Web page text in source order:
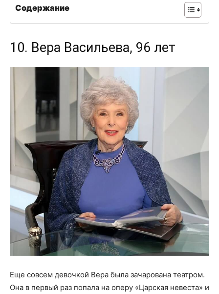
Содержание
10. Вера Васильева, 96 лет
Еще совсем девочкой Вера была зачарована театром.
Она в первый раз попала на оперу «Царская невеста» и